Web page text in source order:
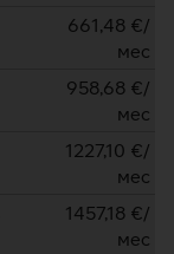
661,48 €/
мес
958,68 €/
мес
1227,10 €/
мес
1457,18 €/
мес